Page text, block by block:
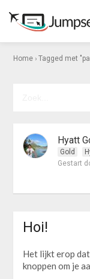
Home › Tagged met
Gold
Gestart
Hoi!
Het lijkt erop
knoppen om je